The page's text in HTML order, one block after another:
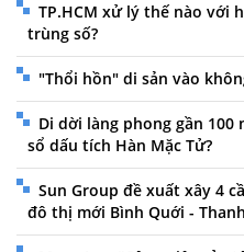
TP.HCM xử lý thế nào với
trùng số?
"Thổi hồn" di sản vào
Di dời làng phong gần 100
sổ dấu tích Hàn Mặc Tử?
Sun Group đề xuất xây 4
đô thị mới Bình Quới -